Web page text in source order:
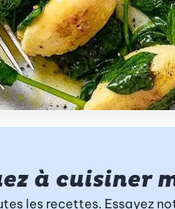
à cuisiner
les recettes. Essayez